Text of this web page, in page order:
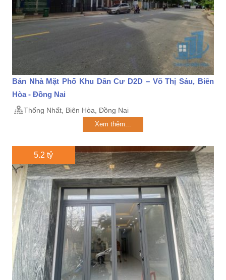
Bán Nhà Mặt Phố Khu Dân Cư D2D – Võ Thị Sáu, Biên
Hòa - Đồng Nai
Thống Nhất, Biên Hòa, Đồng Nai
Xem thêm...
5.2 tỷ